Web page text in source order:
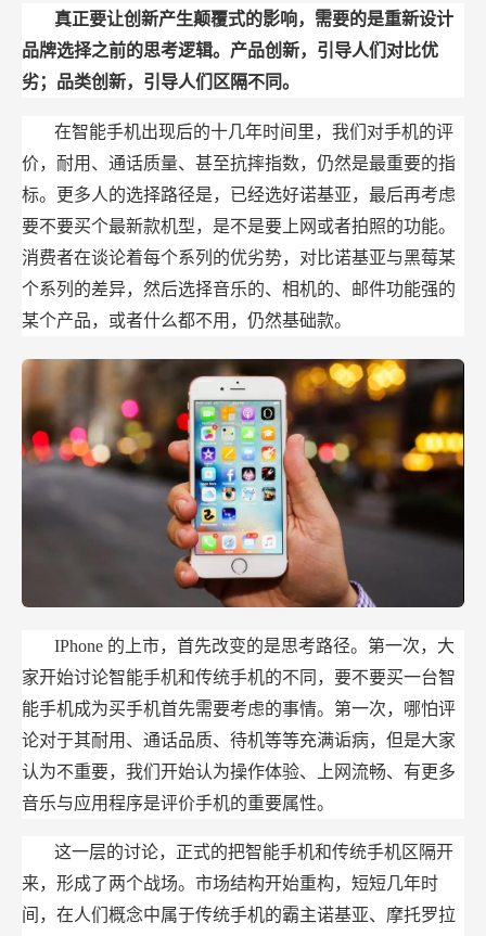
真正要让创新产生颠覆式的影响，需要的是重新设计
品牌选择之前的思考逻辑。产品创新，引导人们对比优
劣；品类创新，引导人们区隔不同。
在智能手机出现后的十几年时间里，我们对手机的评
价，耐用、通话质量、甚至抗摔指数，仍然是最重要的指
标。更多人的选择路径是，已经选好诺基亚，最后再考虑
要不要买个最新款机型，是不是要上网或者拍照的功能。
消费者在谈论着每个系列的优劣势，对比诺基亚与黑莓某
个系列的差异，然后选择音乐的、相机的、邮件功能强的
某个产品，或者什么都不用，仍然基础款。
IPhone 的上市，首先改变的是思考路径。第一次，大
家开始讨论智能手机和传统手机的不同，要不要买一台智
能手机成为买手机首先需要考虑的事情。第一次，哪怕评
论对于其耐用、通话品质、待机等等充满诟病，但是大家
认为不重要，我们开始认为操作体验、上网流畅、有更多
音乐与应用程序是评价手机的重要属性。
这一层的讨论，正式的把智能手机和传统手机区隔开
来，形成了两个战场。市场结构开始重构，短短几年时
间，在人们概念中属于传统手机的霸主诺基亚、摩托罗拉